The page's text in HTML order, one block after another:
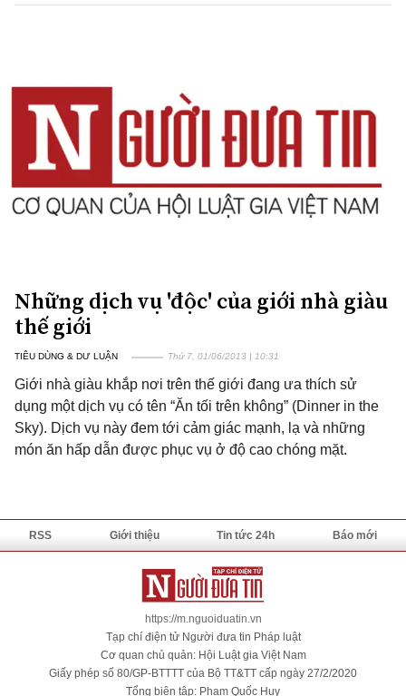
Những dịch vụ 'độc' của giới nhà giàu
thế giới
TIÊU DÙNG & DƯ LUẬN Thứ 7, 01/06/2013 | 10:31
Giới nhà giàu khắp nơi trên thế giới đang ưa thích sử
dụng một dịch vụ có tên “Ăn tối trên không” (Dinner in the
Sky). Dịch vụ này đem tới cảm giác mạnh, lạ và những
món ăn hấp dẫn được phục vụ ở độ cao chóng mặt.
RSS Giới thiệu Tin tức 24h Báo mới
https://m.nguoiduatin.vn
Tạp chí điện tử Người đưa tin Pháp luật
Cơ quan chủ quản: Hội Luật gia Việt Nam
Giấy phép số 80/GP-BTTTT của Bộ TT&TT cấp ngày 27/2/2020
Tổng biên tập: Phạm Quốc Huy